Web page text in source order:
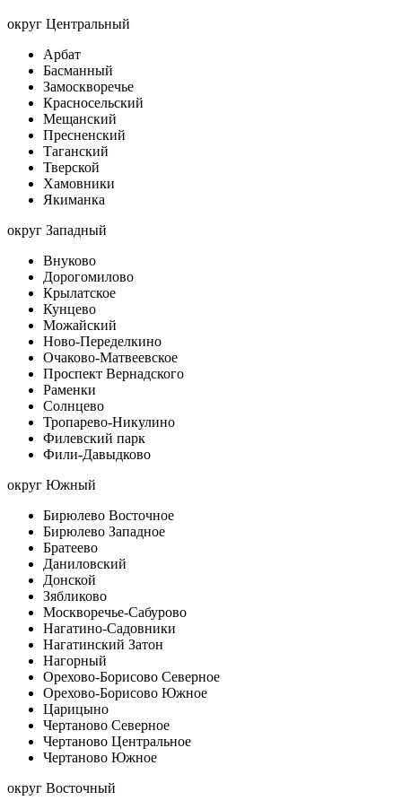
округ Центральный
Арбат
Басманный
Замоскворечье
Красносельский
Мещанский
Пресненский
Таганский
Тверской
Хамовники
Якиманка
округ Западный
Внуково
Дорогомилово
Крылатское
Кунцево
Можайский
Ново-Переделкино
Очаково-Матвеевское
Проспект Вернадского
Раменки
Солнцево
Тропарево-Никулино
Филевский парк
Фили-Давыдково
округ Южный
Бирюлево Восточное
Бирюлево Западное
Братеево
Даниловский
Донской
Зябликово
Москворечье-Сабурово
Нагатино-Садовники
Нагатинский Затон
Нагорный
Орехово-Борисово Северное
Орехово-Борисово Южное
Царицыно
Чертаново Северное
Чертаново Центральное
Чертаново Южное
округ Восточный